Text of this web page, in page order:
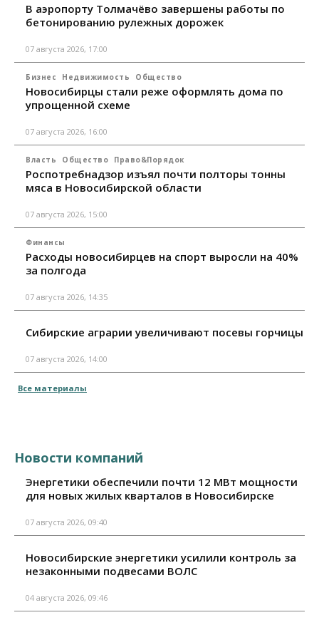
В аэропорту Толмачёво завершены работы по
бетонированию рулежных дорожек
07 августа 2026, 17:00
Бизнес Недвижимость Общество
Новосибирцы стали реже оформлять дома по
упрощенной схеме
07 августа 2026, 16:00
Власть Общество Право&Порядок
Роспотребнадзор изъял почти полторы тонны
мяса в Новосибирской области
07 августа 2026, 15:00
Финансы
Расходы новосибирцев на спорт выросли на 40%
за полгода
07 августа 2026, 14:35
Сибирские аграрии увеличивают посевы горчицы
07 августа 2026, 14:00
Все материалы
Новости компаний
Энергетики обеспечили почти 12 МВт мощности
для новых жилых кварталов в Новосибирске
07 августа 2026, 09:40
Новосибирские энергетики усилили контроль за
незаконными подвесами ВОЛС
04 августа 2026, 09:46